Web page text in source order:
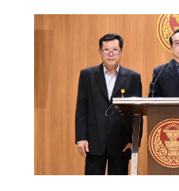
ปราบปรามอาชญากรรมข้ามชา